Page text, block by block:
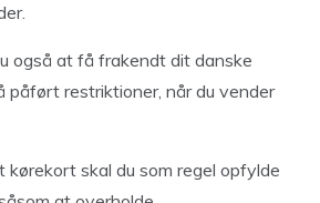
også at få frakendt dit danske
påført restriktioner, når du vender
kørekort skal du som regel opfylde